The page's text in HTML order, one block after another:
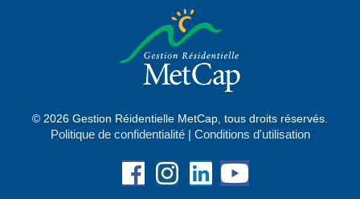
© 2026 Gestion Réidentielle MetCap, tous droits réservés.
Politique de confidentialité| Conditions d'utilisation
Facebook
Instagram
Linkedin
YouTube